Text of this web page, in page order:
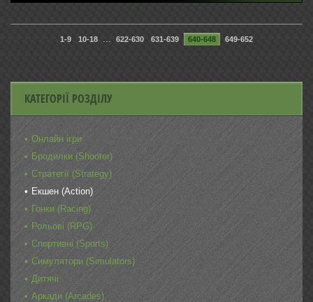
1-9 10-18 622-630 631-639 640-648 649-652
КАТЕГОРІЇ РОЗДІЛУ
Онлайн ігри
Бродилки (Shooter)
Стратегії (Strategy)
Екшен (Action)
Гонки (Racing)
Рольові (RPG)
Спортивні (Sports)
Симулятори (Simulators)
Дитячі
Аркади (Arcades)